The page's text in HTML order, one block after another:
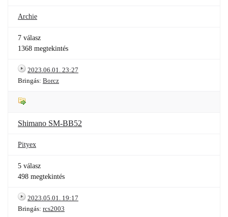
Archie
7 válasz
1368 megtekintés
2023.06.01. 23:27
Bringás: Borcz
Shimano SM-BB52
Pityex
5 válasz
498 megtekintés
2023.05.01. 19:17
Bringás: rcs2003